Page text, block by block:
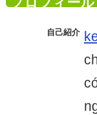
自己紹介